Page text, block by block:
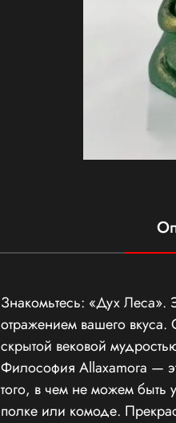
Знакомьтесь: «Дух Леса».
отражением вашего
скрытой вековой
Философия Allaxamora —
того, в чем не можем быть
полке или комоде.